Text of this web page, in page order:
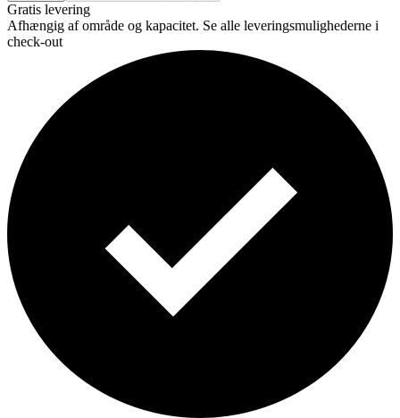
Gratis levering
Afhængig af område og kapacitet. Se alle leveringsmulighederne i
check-out